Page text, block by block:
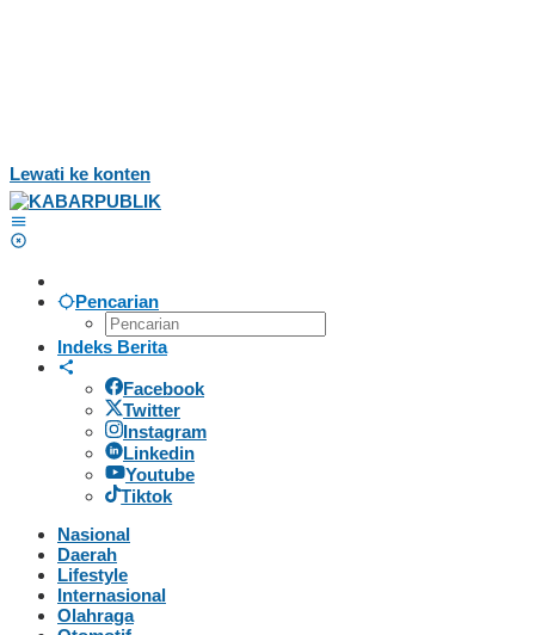
Lewati ke konten
Pencarian
Indeks Berita
Facebook
Twitter
Instagram
Linkedin
Youtube
Tiktok
Nasional
Daerah
Lifestyle
Internasional
Olahraga